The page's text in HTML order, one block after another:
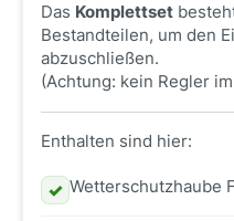
Das Komplettset
Bestandteilen, um den
abzuschließen.
(Achtung: kein Regler
Enthalten sind hier:
✓ Wetterschutzhaube